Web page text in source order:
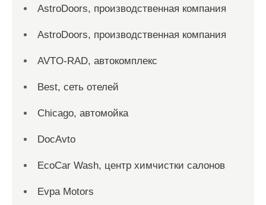
AstroDoors, производственная компания
AstroDoors, производственная компания
AVTO-RAD, автокомплекс
Best, сеть отелей
Chicago, автомойка
DocAvto
EcoCar Wash, центр химчистки салонов
Evpa Motors